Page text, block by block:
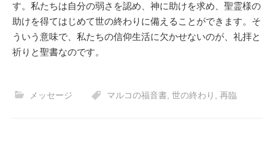
す。私たちは自分の弱さを認め、神に助けを求め、聖霊様の
助けを得てはじめて世の終わりに備えることができます。そ
ういう意味で、私たちの信仰生活に欠かせないのが、礼拝と
祈りと聖書なのです。
メッセージ マルコの福音書 世の終わり 再臨